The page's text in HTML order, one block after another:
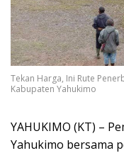
Tekan Harga, Ini Rute
Kabupaten Yahukimo
YAHUKIMO (KT) –
Yahukimo bersama